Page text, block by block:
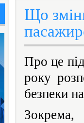
Що
Про це
року
безпеки
Зокрема,